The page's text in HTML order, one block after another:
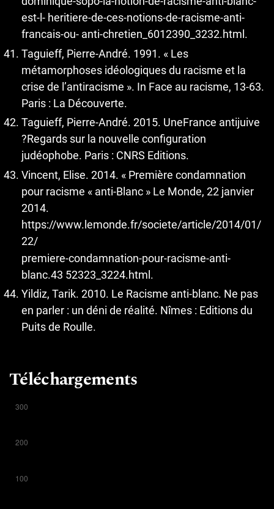
est-l- heritiere-de-ces-notions-de-racisme-anti-
francais-ou- anti-chretien_6012390_3232.html.
Taguieff, Pierre-André. 1991. « Les
métamorphoses idéologiques du racisme et la
crise de l’antiracisme ». In Face au racisme, 13-63.
Paris : La Découverte.
Taguieff, Pierre-André. 2015. UneFrance antijuive
?Regards sur la nouvelle configuration
judéophobe. Paris : CNRS Editions.
Vincent, Elise. 2014. « Première condamnation
pour racisme « anti-Blanc » Le Monde, 22 janvier
2014.
https://www.lemonde.fr/societe/article/2014/01/
22/
premiere-condamnation-pour-racisme-anti-
blanc.43 52323_3224.html.
Yildiz, Tarik. 2010. Le Racisme anti-blanc. Ne pas
en parler : un déni de réalité. Nîmes : Editions du
Puits de Roulle.
Téléchargements